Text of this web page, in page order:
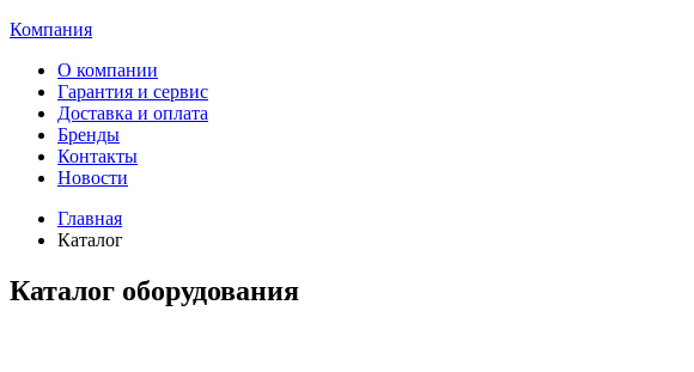
Компания
О компании
Гарантия и сервис
Доставка и оплата
Бренды
Контакты
Новости
Главная
Каталог
Каталог оборудования